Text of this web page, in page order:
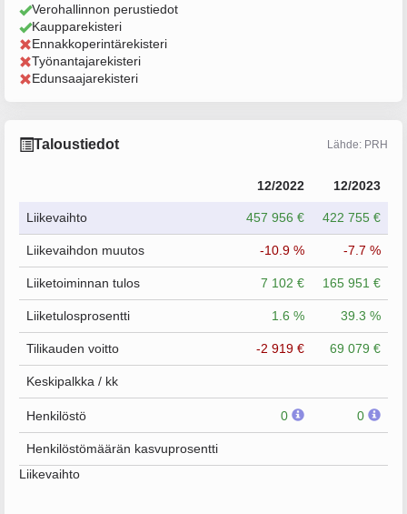
Verohallinnon perustiedot
Kaupparekisteri
Ennakkoperintärekisteri
Työnantajarekisteri
Edunsaajarekisteri
Taloustiedot Lähde: PRH
12/2022 12/2023
Liikevaihto 457 956 € 422 755 €
Liikevaihdon muutos -10.9 % -7.7 %
Liiketoiminnan tulos 7 102 € 165 951 €
Liiketulosprosentti 1.6 % 39.3 %
Tilikauden voitto -2 919 € 69 079 €
Keskipalkka / kk
Henkilöstö 0 0
Henkilöstömäärän kasvuprosentti
Liikevaihto